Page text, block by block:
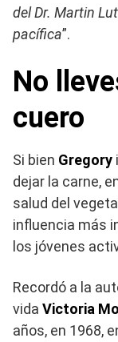
del Dr. Martin
pacífica”.
No
cuero
Si bien Gregory
dejar la carne,
salud del
influencia más
los jóvenes
Recordó a la
vida Victoria
años, en 1968,